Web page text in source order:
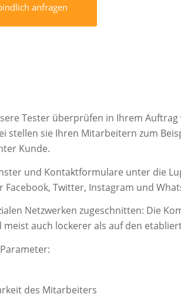
anfragen
Tester überprüfen in Ihrem Auftrag
stellen sie Ihren Mitarbeitern zum
Kunde.
und Kontaktformulare unter die
Twitter, Instagram und
Netzwerken zugeschnitten: Die
auch lockerer als auf den
des Mitarbeiters